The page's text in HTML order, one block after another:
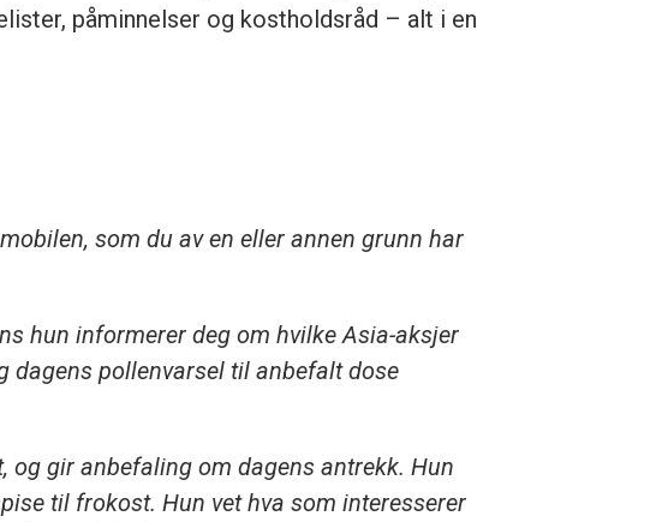
påminnelser og kostholdsråd – alt i en
som du av en eller annen grunn har
hun informerer deg om hvilke Asia-aksjer
dagens pollenvarsel til anbefalt dose
gir anbefaling om dagens antrekk. Hun
til frokost. Hun vet hva som interesserer